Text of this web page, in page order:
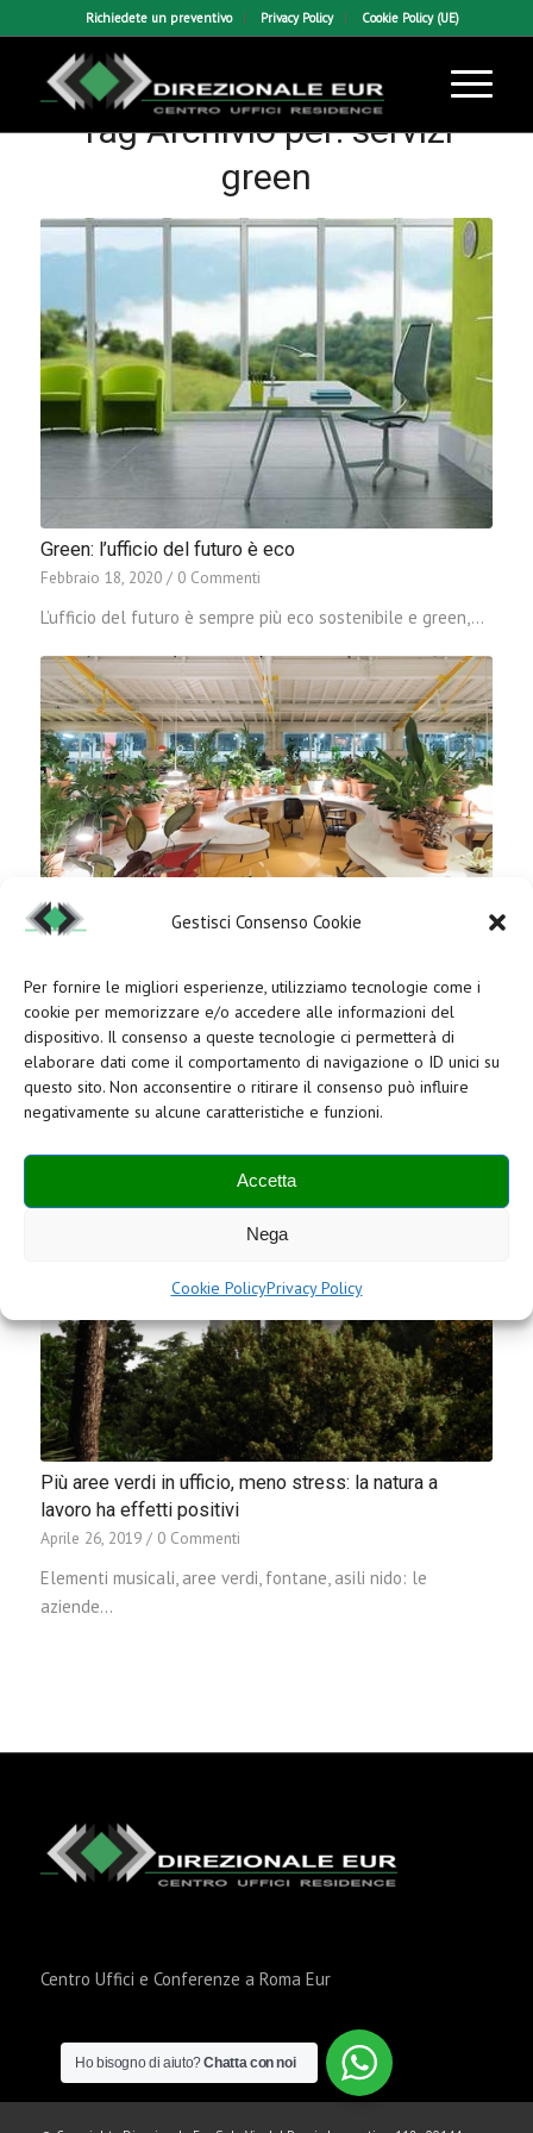
Gestisci Consenso Cookie
Per fornire le migliori esperienze, utilizziamo tecnologie come i
cookie per memorizzare e/o accedere alle informazioni del
dispositivo. Il consenso a queste tecnologie ci permetterà di
elaborare dati come il comportamento di navigazione o ID unici su
questo sito. Non acconsentire o ritirare il consenso può influire
negativamente su alcune caratteristiche e funzioni.
Accetta
Nega
Cookie PolicyPrivacy Policy
Richiedete un preventivo Privacy Policy Cookie Policy (UE)
Tag Archivio per:servizi
green
Green: l’ufficio del futuro è eco
Febbraio 18, 2020 / 0 Commenti
L’ufficio del futuro è sempre più eco sostenibile e green,…
Ufficio sempre più green: la parola d’ordine del 2019
Giugno 15, 2019 / 0 Commenti
L’ufficio del futuro è sempre più eco sostenibile e
green, usa…
Più aree verdi in ufficio, meno stress: la natura a
lavoro ha effetti positivi
Aprile 26, 2019 / 0 Commenti
Elementi musicali, aree verdi, fontane, asili nido: le
aziende…
Centro Uffici e Conferenze a Roma Eur
Ho bisogno di aiuto?Chatta con noi